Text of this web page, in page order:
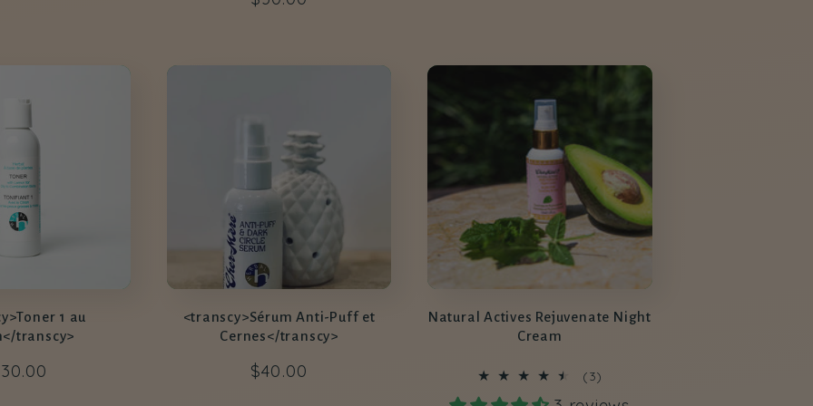
1 au
transcy>
<transcy>Sérum Anti-Puff et
Cernes</transcy>
Prix
$40.00
Natural Actives Rejuvenate Night
Cream
(3)